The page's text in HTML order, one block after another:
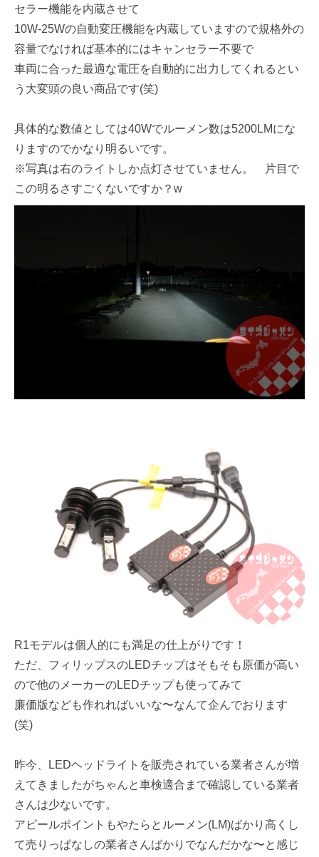
セラー機能を内蔵させて
10W-25Wの自動変圧機能を内蔵していますので規格外の
容量でなければ基本的にはキャンセラー不要で
車両に合った最適な電圧を自動的に出力してくれるとい
う大変頭の良い商品です(笑)
具体的な数値としては40Wでルーメン数は5200LMにな
りますのでかなり明るいです。
※写真は右のライトしか点灯させていません。 片目で
この明るさすごくないですか？w
R1モデルは個人的にも満足の仕上がりです！
ただ、フィリップスのLEDチップはそもそも原価が高い
ので他のメーカーのLEDチップも使ってみて
廉価版なども作れればいいな〜なんて企んでおります
(笑)
昨今、LEDヘッドライトを販売されている業者さんが増
えてきましたがちゃんと車検適合まで確認している業者
さんは少ないです。
アピールポイントもやたらとルーメン(LM)ばかり高くし
て売りっぱなしの業者さんばかりでなんだかな〜と感じ